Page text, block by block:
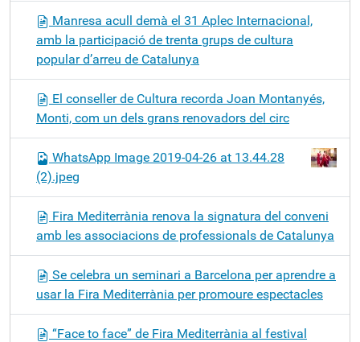
Manresa acull demà el 31 Aplec Internacional,
amb la participació de trenta grups de cultura
popular d’arreu de Catalunya
El conseller de Cultura recorda Joan Montanyés,
Monti, com un dels grans renovadors del circ
WhatsApp Image 2019-04-26 at 13.44.28
(2).jpeg
Fira Mediterrània renova la signatura del conveni
amb les associacions de professionals de Catalunya
Se celebra un seminari a Barcelona per aprendre a
usar la Fira Mediterrània per promoure espectacles
“Face to face” de Fira Mediterrània al festival